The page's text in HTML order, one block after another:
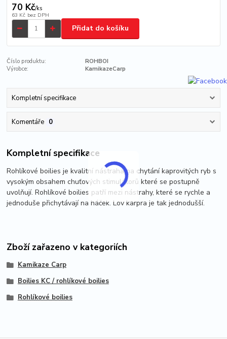
70 Kč/ks
63 Kč bez DPH
Přidat do košíku
Číslo produktu:
ROHBOI
Výrobce:
KamikazeCarp
Kompletní specifikace
Komentáře 0
Kompletní specifikace
Rohlíkové boilies je kvalitní nástraha na chytání kaprovitých ryb s
vysokým obsahem chuťových stimulátorů které se postupně
uvolňují. Rohlíkové boilies patří mezi nástrahy, které se rychle a
jednoduše přichytávají na háček. Lov karpra je tak jednodušší.
Zboží zařazeno v kategoriích
Kamikaze Carp
Boilies KC / rohlíkové boilies
Rohlíkové boilies